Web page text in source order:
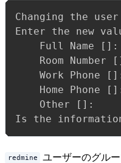
Changing the
Enter the new
	Full Name
[ ] :
	Room Number
[
	Work Phone
[ ]
	Home Phone
[ ]
	Other
[ ] :
Is the
redmine ユーザーのグル